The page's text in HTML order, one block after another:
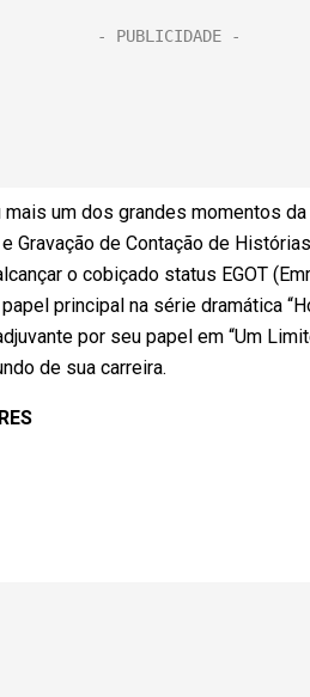
mais um dos grandes momentos
Gravação de Contação de
o cobiçado status EGOT
principal na série dramática
por seu papel em “Um
de sua carreira.